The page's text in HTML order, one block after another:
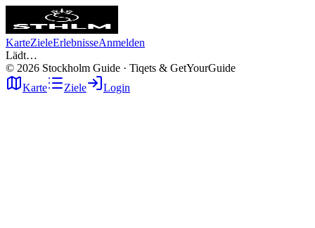
KarteZieleErlebnisseAnmelden
Lädt…
© 2026 Stockholm Guide · Tiqets & GetYourGuide
Karte
Ziele Login